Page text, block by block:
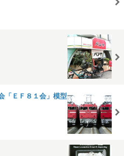
「ＥＦ８１会」模型